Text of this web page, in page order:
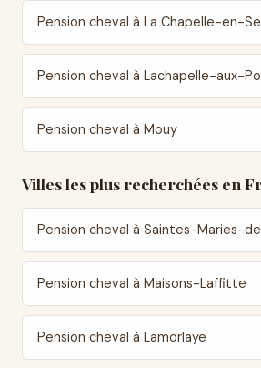
Pension cheval à La Chapelle-en-
Pension cheval à Lachapelle-aux-
Pension cheval à Mouy
Villes les plus recherchées en
Pension cheval à Saintes-Maries-
Pension cheval à Maisons-Laffitte
Pension cheval à Lamorlaye